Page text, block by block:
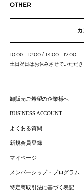
卸販売ご希望の企業様へ
BUSINESS ACCOUNT
よくある質問
新規会員登録
マイページ
メンバーシップ・プログラム
特定商取引法に基づく表記
OTHER
カ
10:00 - 12:00 / 14:00 - 17:00
土日祝日はお休みさせていただき